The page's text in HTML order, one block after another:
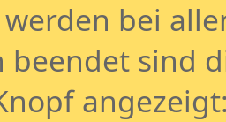
bei
beendet sind